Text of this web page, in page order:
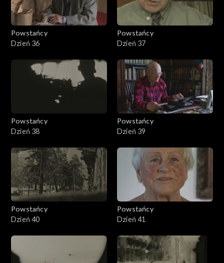
Powstańcy
Dzień 36
Powstańcy
Dzień 37
Powstańcy
Dzień 38
Powstańcy
Dzień 39
Powstańcy
Dzień 40
Powstańcy
Dzień 41